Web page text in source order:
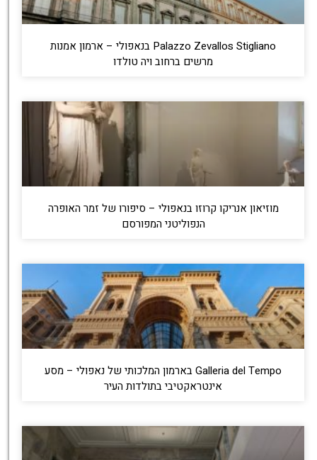
Palazzo Zevallos Stigliano בנאפולי – ארמון אמנות
מרשים ברחוב ויה טולדו
מוזיאון אנריקו קרוזו בנאפולי – סיפורו של זמר האופרה
הנפוליטני המפורסם
Galleria del Tempo בארמון המלכותי של נאפולי – מסע
אינטראקטיבי בתולדות העיר